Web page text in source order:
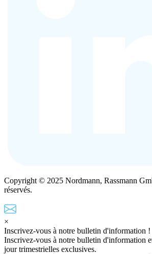
Copyright © 2025 Nordmann, Rassmann
réservés.
×
Inscrivez-vous à notre bulletin d'information !
Inscrivez-vous à notre bulletin d'information
jour trimestrielles exclusives.